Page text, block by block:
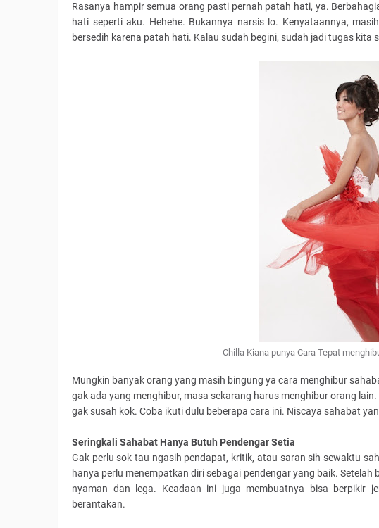
Rasanya hampir semua orang pasti pernah patah hati, ya.
hati seperti aku. Hehehe. Bukannya narsis lo. Kenyataannya,
bersedih karena patah hati. Kalau sudah begini, sudah jadi tugas
Chilla Kiana punya Cara Tepat
Mungkin banyak orang yang masih bingung ya cara menghibur
gak ada yang menghibur, masa sekarang harus menghibur orang
gak susah kok. Coba ikuti dulu beberapa cara ini. Niscaya sahabat
Seringkali Sahabat Hanya Butuh Pendengar Setia
Gak perlu sok tau ngasih pendapat, kritik, atau saran sih sewaktu
hanya perlu menempatkan diri sebagai pendengar yang baik.
nyaman dan lega. Keadaan ini juga membuatnya bisa berpikir
berantakan.